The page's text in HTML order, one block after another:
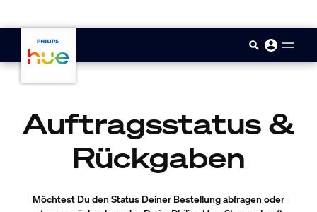
Auftragsstatus &
Rückgaben
Möchtest Du den Status Deiner Bestellung abfragen oder